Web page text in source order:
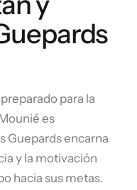
para la
es
Guepards encarna
y la motivación
hacia sus metas.